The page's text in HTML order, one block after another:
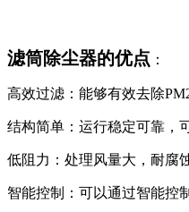
滤筒除尘器的优点‌ ：
高效过滤‌：能够有效去除
结构简单‌：运行稳定可靠，
低阻力‌：处理风量大，耐腐
智能控制‌：可以通过智能控